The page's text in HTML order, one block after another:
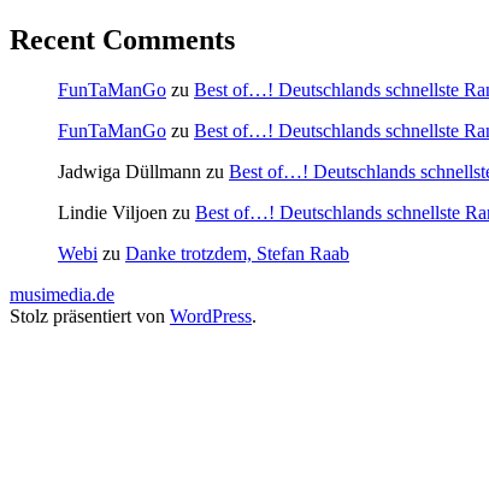
Recent Comments
FunTaManGo zu Best of…! Deutschlands schnellste
FunTaManGo zu Best of…! Deutschlands schnellste
Jadwiga Düllmann zu Best of…! Deutschlands
Lindie Viljoen zu Best of…! Deutschlands schnellste
Webi zu Danke trotzdem, Stefan Raab
musimedia.de
Stolz präsentiert von WordPress.